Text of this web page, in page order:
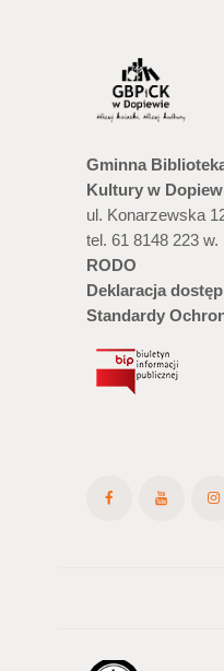
Gminna
Kultury w
ul. Konarzewska
tel. 61 8148 223 w.
RODO
Deklaracja
Standardy